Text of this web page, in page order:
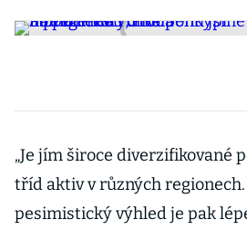
„Je jím široce diverzifikované
tříd aktiv v různých regionech.
pesimistický výhled je pak